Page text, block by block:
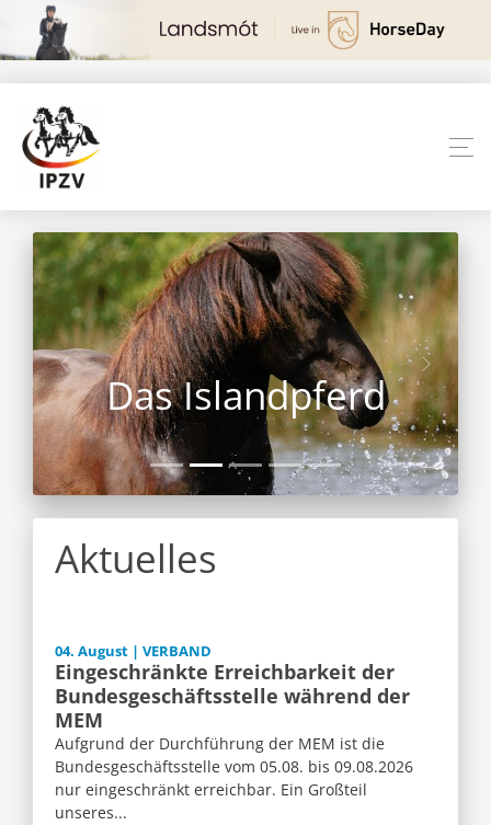
Das Islandpferd
Aktuelles
04. August | VERBAND
Eingeschränkte Erreichbarkeit der
Bundesgeschäftsstelle während der
MEM
Aufgrund der Durchführung der MEM ist die
Bundesgeschäftsstelle vom 05.08. bis 09.08.2026
nur eingeschränkt erreichbar. Ein Großteil
unseres...